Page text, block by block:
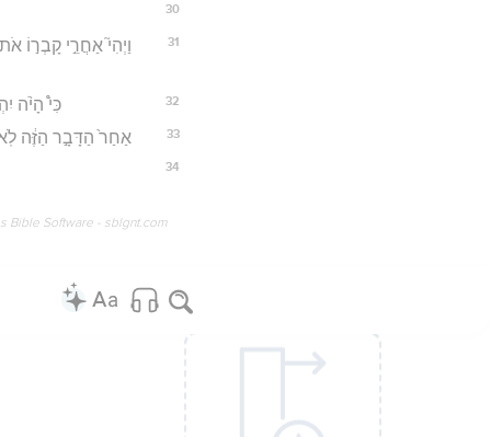
30
31
וַיְהִי֮ אַחֲרֵ֣י קָבְר֣וֹ
32 כִּי֩ הָיֹ֨ה
33 אַחַר֙ הַדָּבָ֣ר הַזֶּ֔ה
34
Bible Software - sblgnt.com